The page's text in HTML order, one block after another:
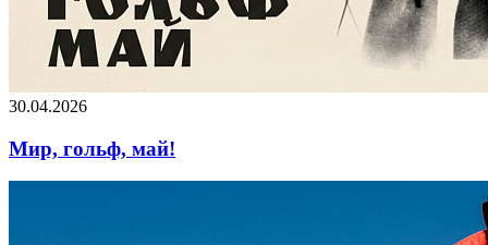
30.04.2026
Мир, гольф, май!